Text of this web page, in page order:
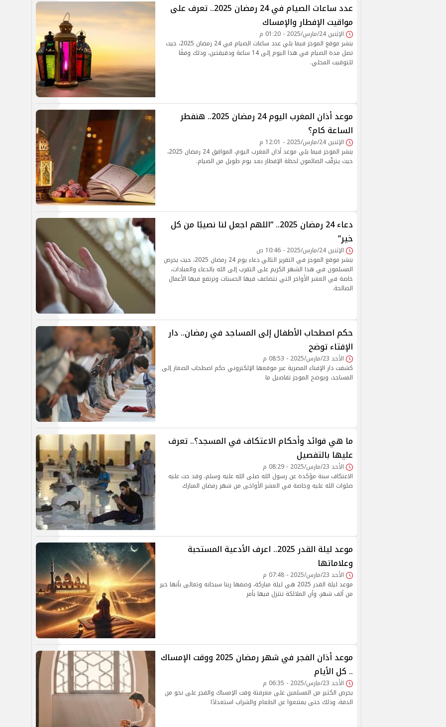
عدد ساعات الصيام في 24 رمضان 2025.. تعرف على
مواقيت الإفطار والإمساك
الإثنين 24/مارس/2025 - 01:20 م
ينشر موقع الموجز فيما يلي عدد ساعات الصيام في 24 رمضان 2025، حيث
تصل مدة الصيام في هذا اليوم إلى 14 ساعة ودقيقتين، وذلك وفقًا
للتوقيت المحلي.
موعد أذان المغرب اليوم 24 رمضان 2025.. هنفطر
الساعة كام؟
الإثنين 24/مارس/2025 - 12:01 م
ينشر الموجز فيما يلي موعد أذان المغرب اليوم، الموافق 24 رمضان 2025،
حيث يترقّب الصائمون لحظة الإفطار بعد يوم طويل من الصيام.
دعاء 24 رمضان 2025.. “اللهم اجعل لنا نصيبًا من كل
خير”
الإثنين 24/مارس/2025 - 10:46 ص
ينشر موقع الموجز في التقرير التالي دعاء يوم 24 رمضان 2025، حيث يحرص
المسلمون في هذا الشهر الكريم على التقرب إلى الله بالدعاء والعبادات،
خاصة في العشر الأواخر التي تتضاعف فيها الحسنات وترتفع فيها الأعمال
الصالحة.
حكم اصطحاب الأطفال إلى المساجد في رمضان.. دار
الإفتاء توضح
الأحد 23/مارس/2025 - 08:53 م
كشفت دار الإفتاء المصرية عبر موقعها الإلكتروني حكم اصطحاب الصغار إلى
المساجد، ويوضح الموجز تفاصيل ما
ما هي فوائد وأحكام الاعتكاف في المسجد؟.. تعرف
عليها بالتفصيل
الأحد 23/مارس/2025 - 08:29 م
الاعتكاف سنة مؤكدة عن رسول الله صلى الله عليه وسلم، وقد حث عليه
صلوات الله عليه وخاصة في العشر الأواخى من شهر رمضان المبارك
موعد ليلة القدر 2025.. اعرف الأدعية المستحبة
وعلاماتها
الأحد 23/مارس/2025 - 07:48 م
موعد ليلة القدر 2025 هي ليلة مباركة، وصفها ربنا سبحانه وتعالى بأنها خير
من ألف شهر، وأن الملائكة تتنزل فيها بأمر
موعد أذان الفجر في شهر رمضان 2025 ووقت الإمساك
.. كل الأيام
الأحد 23/مارس/2025 - 06:35 م
يحرص الكثير من المسلمين على معرفتة وقت الإمساك والفجر على نحو من
الدقة، وذلك حتى يمتنعوا عن الطعام والشراب استعدادًا